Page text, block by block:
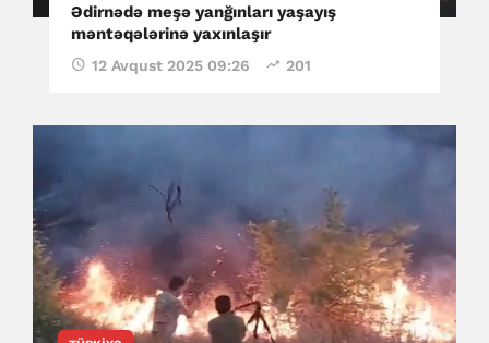
Ədirnədə meşə yanğınları yaşayış
məntəqələrinə yaxınlaşır
12 Avqust 2025 09:26 201